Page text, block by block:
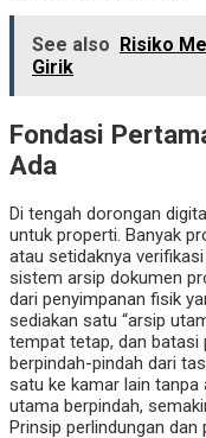
See also
Risiko
Girik
Fondasi
Ada
Di tengah dorongan
untuk properti. Banyak
atau setidaknya
sistem arsip dokumen
dari penyimpanan fisik
sediakan satu “arsip
tempat tetap, dan batasi
berpindah-pindah dari
satu ke kamar lain tanpa
utama berpindah,
Prinsip perlindungan dan